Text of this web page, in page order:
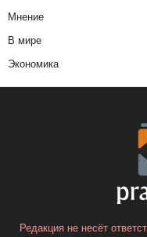
Мнение
В мире
Экономика
Редакция не несёт